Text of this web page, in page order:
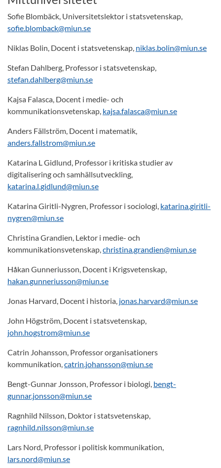
Sofie Blombäck, Universitetslektor i statsvetenskap,
sofie.blomback@miun.se
Niklas Bolin, Docent i statsvetenskap, niklas.bolin@miun.se
Stefan Dahlberg, Professor i statsvetenskap,
stefan.dahlberg@miun.se
Kajsa Falasca, Docent i medie- och
kommunikationsvetenskap, kajsa.falasca@miun.se
Anders Fällström, Docent i matematik,
anders.fallstrom@miun.se
Katarina L Gidlund, Professor i kritiska studier av
digitalisering och samhällsutveckling,
katarina.l.gidlund@miun.se
Katarina Giritli-Nygren, Professor i sociologi, katarina.giritli-
nygren@miun.se
Christina Grandien, Lektor i medie- och
kommunikationsvetenskap,christina.grandien@miun.se
Håkan Gunneriusson, Docent i Krigsvetenskap,
hakan.gunneriusson@miun.se
Jonas Harvard, Docent i historia, jonas.harvard@miun.se
John Högström, Docent i statsvetenskap,
john.hogstrom@miun.se
Catrin Johansson, Professor organisationers
kommunikation,catrin.johansson@miun.se
Bengt-Gunnar Jonsson, Professor i biologi, bengt-
gunnar.jonsson@miun.se
Ragnhild Nilsson, Doktor i statsvetenskap,
ragnhild.nilsson@miun.se
Lars Nord, Professor i politisk kommunikation,
lars.nord@miun.se